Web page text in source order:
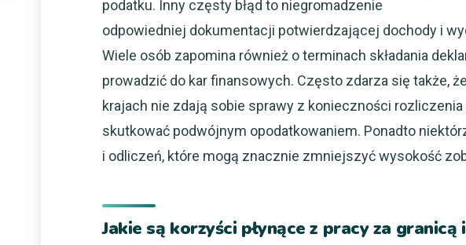
podatku. Inny częsty błąd to niegromadzenie
odpowiedniej dokumentacji potwierdzającej dochody i
Wiele osób zapomina również o terminach składania
prowadzić do kar finansowych. Często zdarza się także,
krajach nie zdają sobie sprawy z konieczności
skutkować podwójnym opodatkowaniem. Ponadto
i odliczeń, które mogą znacznie zmniejszyć wysokość
Jakie są korzyści płynące z pracy za granicą